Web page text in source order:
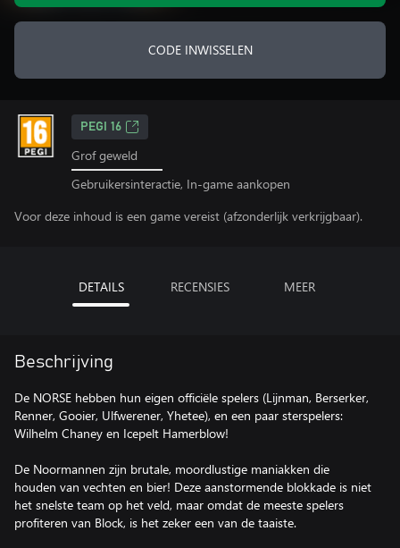
CODE INWISSELEN
PEGI 16
Grof geweld
Gebruikersinteractie, In-game aankopen
Voor deze inhoud is een game vereist (afzonderlijk verkrijgbaar).
DETAILS RECENSIES MEER
Beschrijving
De NORSE hebben hun eigen officiële spelers (Lijnman, Berserker,
Renner, Gooier, Ulfwerener, Yhetee), en een paar sterspelers:
Wilhelm Chaney en Icepelt Hamerblow!
De Noormannen zijn brutale, moordlustige maniakken die
houden van vechten en bier! Deze aanstormende blokkade is niet
het snelste team op het veld, maar omdat de meeste spelers
profiteren van Block, is het zeker een van de taaiste.